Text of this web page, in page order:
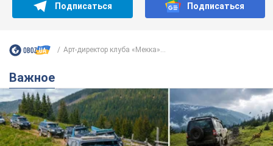
Подписаться Подписаться
Арт-директор клуба «Мекка»...
Важное